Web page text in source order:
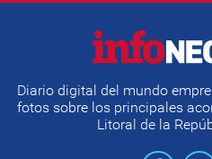
Diario digital del mundo
fotos sobre los principales
Litoral de la